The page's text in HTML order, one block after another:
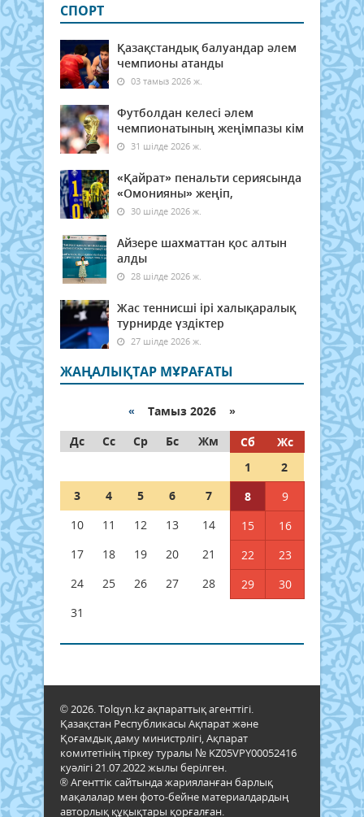
СПОРТ
Қазақстандық балуандар әлем
чемпионы атанды
03 тамыз 2026 ж.
Футболдан келесі әлем
чемпионатының жеңімпазы кім
31 шілде 2026 ж.
«Қайрат» пенальти сериясында
«Омонияны» жеңіп,
30 шілде 2026 ж.
Айзере шахматтан қос алтын
алды
28 шілде 2026 ж.
Жас теннисші ірі халықаралық
турнирде үздіктер
27 шілде 2026 ж.
ЖАҢАЛЫҚТАР МҰРАҒАТЫ
« Тамыз 2026 »
Дс
Сс Ср Бс Жм Сб
Жс
1
2
3
4 5 6 7 8
9
10
11 12 13 14 15
16
17
18 19 20 21 22
23
24
25 26 27 28 29
30
31
© 2026. Tolqyn.kz ақпараттық агенттігі.
Қазақстан Республикасы Ақпарат және
Қоғамдық даму министрлігі, Ақпарат
комитетінің тіркеу туралы № KZ05VPY00052416
куәлігі 21.07.2022 жылы берілген.
® Агенттік сайтында жарияланған барлық
мақалалар мен фото-бейне материалдардың
авторлық құқықтары қорғалған.